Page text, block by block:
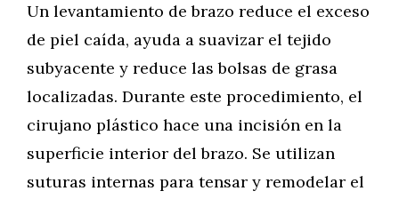
Un levantamiento de brazo reduce el exceso
de piel caída, ayuda a suavizar el tejido
subyacente y reduce las bolsas de grasa
localizadas. Durante este procedimiento, el
cirujano plástico hace una incisión en la
superficie interior del brazo. Se utilizan
suturas internas para tensar y remodelar el